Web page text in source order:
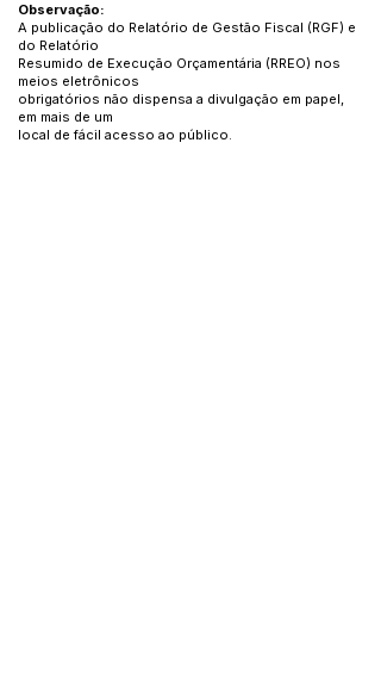
Observação:
A publicação do Relatório de Gestão Fiscal (RGF) e
do Relatório
Resumido de Execução Orçamentária (RREO) nos
meios eletrônicos
obrigatórios não dispensa a divulgação em papel,
em mais de um
local de fácil acesso ao público.